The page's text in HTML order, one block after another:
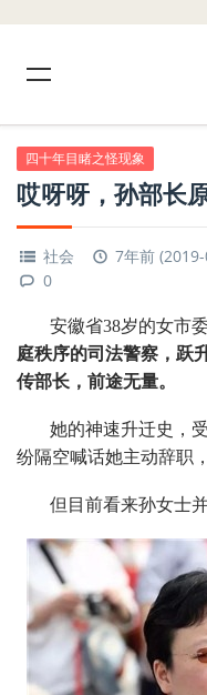
四十年目睹之怪现象
哎呀呀，孙部长
社会 7年前
0
安徽省38岁的女市
庭秩序的司法警察，跃
传部长，前途无量。
她的神速升迁史，
纷隔空喊话她主动辞职
但目前看来孙女士